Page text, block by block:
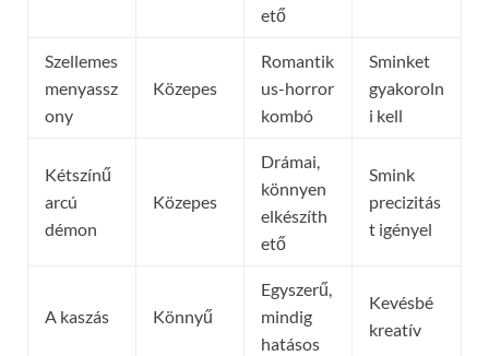
ető
Szellemes
menyassz
ony
Közepes
Romantik
us-horror
kombó
Sminket
gyakoroln
i kell
Kétszínű
arcú
démon
Közepes
Drámai,
könnyen
elkészíth
ető
Smink
precizitás
t igényel
A kaszás Könnyű
Egyszerű,
mindig
hatásos
Kevésbé
kreatív